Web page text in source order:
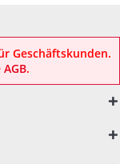
Geschäftskunden.
.